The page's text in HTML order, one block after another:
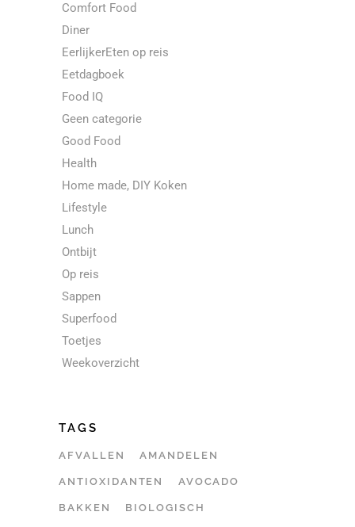
Comfort Food
Diner
EerlijkerEten op reis
Eetdagboek
Food IQ
Geen categorie
Good Food
Health
Home made, DIY Koken
Lifestyle
Lunch
Ontbijt
Op reis
Sappen
Superfood
Toetjes
Weekoverzicht
TAGS
AFVALLEN AMANDELEN
ANTIOXIDANTEN AVOCADO
BAKKEN BIOLOGISCH